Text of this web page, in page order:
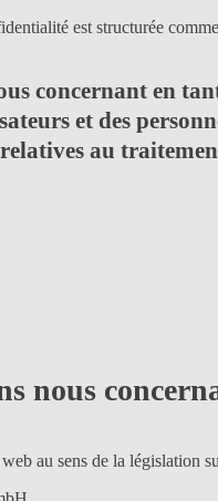
est structurée
concernant en
et des
au
nous
au sens de la législation